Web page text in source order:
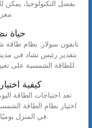
بفضل التكنولوجيا، يمكن
معززة، وأداء متفوق، حتى في الظروف الصعبة.
حياة
بتقدير رئيس تشاد في
للطاقة الشمسية على تغيير حياة الناس وتوفير الكهرباء المستقرة لهم.
كيفية
تعد احتياجات الطاقة
اختيار نظام الطاقة
في المنزل يوميًا لضمان توفير كافة احتياجات الطاقة بفعالية.